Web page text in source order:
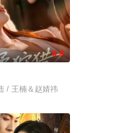
8.0
/ 王楠＆赵婧祎